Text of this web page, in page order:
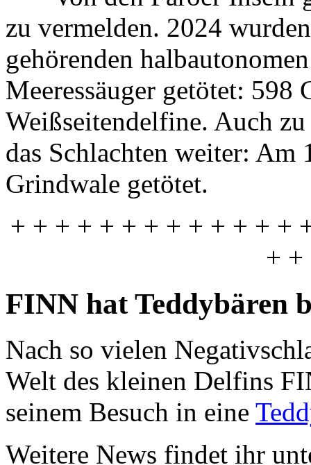
zu vermelden. 2024
gehörenden
Meeressäuger getötet: 598
Weißseitendelfine. Auch
das Schlachten weiter: Am
Grindwale getötet.
+ + + + + + + + + + + + +
+ +
FINN hat Teddybären
Nach so vielen
Welt des kleinen Delfins
seinem Besuch in eine
Weitere News findet ihr